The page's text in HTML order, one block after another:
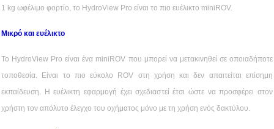
1 kg ωφέλιμο φορτίο, το HydroView Pro είναι το πιο ευέλικτο miniROV.
Μικρό και ευέλικτο
Το HydroView Pro είναι ένα miniROV που μπορεί να μετακινηθεί σε οποιαδήποτε
τοποθεσία. Είναι το πιο εύκολο ROV στη χρήση και δεν απαιτείται επίσημη
εκπαίδευση. Η ευέλικτη εφαρμογή έχει σχεδιαστεί έτσι ώστε να προσφέρει στον
χρήστη τον απόλυτο έλεγχο του οχήματος μόνο με τη χρήση ενός δακτύλου.